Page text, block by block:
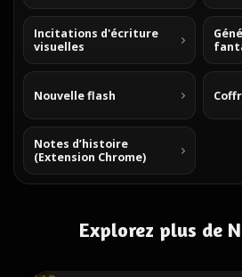
Incitations d'écriture
visuelles
Nouvelle flash
Notes d’histoire
(Extension Chrome)
Explorez plus de